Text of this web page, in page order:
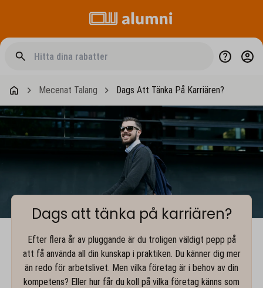
Mecenat Talang Dags Att Tänka På Karriären?
Dags att tänka på karriären?
Efter flera år av pluggande är du troligen väldigt pepp på
att få använda all din kunskap i praktiken. Du känner dig mer
än redo för arbetslivet. Men vilka företag är i behov av din
kompetens? Eller hur får du koll på vilka företag känns som